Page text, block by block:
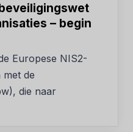
– begin
Europese NIS2-
met de
die naar